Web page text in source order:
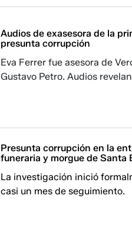
Audios de exasesora de la
presunta corrupción
Eva Ferrer fue asesora de
Gustavo Petro. Audios
Presunta corrupción en la
funeraria y morgue de Santa
La investigación inició
casi un mes de seguimiento.